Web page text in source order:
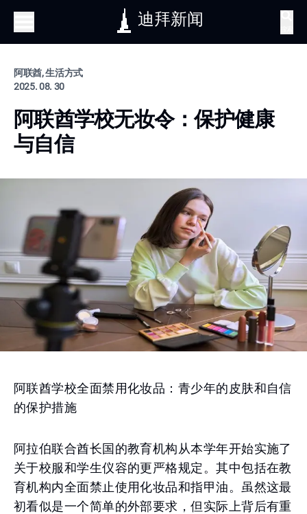
迪拜新闻
阿联酋, 生活方式
2025. 08. 30
阿联酋学校无妆令：保护健康
与自信
阿联酋学校全面禁用化妆品：青少年的皮肤和自信
的保护措施
阿拉伯联合酋长国的教育机构从本学年开始实施了
关于校服和学生仪容的更严格规定。其中包括在教
育机构内全面禁止使用化妆品和指甲油。虽然这最
初看似是一个简单的外部要求，但实际上背后有重